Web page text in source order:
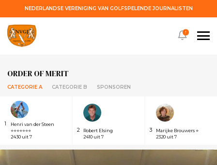
NEDERLANDSE VERENIGING VAN GOLFSPELENDE JOURNALISTEN
ORDER OF MERIT
CATEGORIE A CATEGORIE B SPONSOREN
1
Henri van der Steen
⭐⭐⭐⭐⭐⭐⭐
2430 uit 7
2
Robert Elsing
2410 uit 7
3
Marijke Brouwers ⭐
2320 uit 7
!